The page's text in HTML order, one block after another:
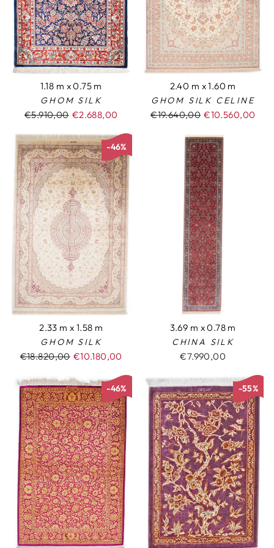
1.18 m x 0.75 m
GHOM SILK
Normaler
€5.910,00 Sonderpreis
€2.688,00
2.40 m x 1.60 m
GHOM SILK CELINE
Normaler
€19.640,00 Sonderpreis
€10.560,00
-46%
2.33 m x 1.58 m
GHOM SILK
Normaler
€18.820,00 Sonderpreis
€10.180,00
3.69 m x 0.78 m
CHINA SILK
€7.990,00
-46% -55%